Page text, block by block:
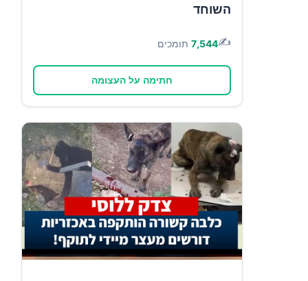
השוחד
✍️
7,544 תומכים
חתימה על העצומה